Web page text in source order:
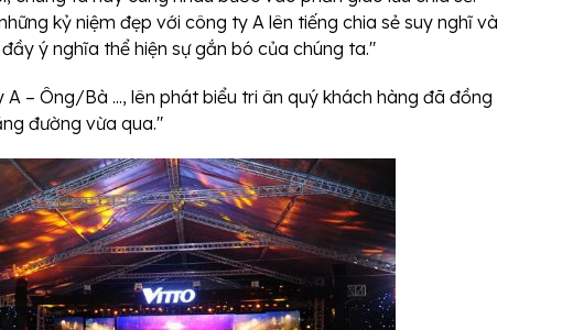
kỷ niệm đẹp với công ty A lên tiếng chia sẻ suy nghĩ và
ý nghĩa thể hiện sự gắn bó của chúng ta."
– Ông/Bà ..., lên phát biểu tri ân quý khách hàng đã đồng
đường vừa qua."